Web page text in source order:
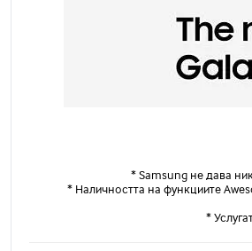
* Samsung не дава
* Наличността на функциите
*